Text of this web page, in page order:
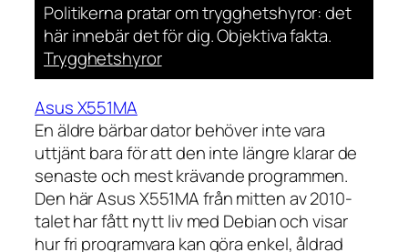
Politikerna pratar om trygghetshyror: det
här innebär det för dig. Objektiva fakta.
Trygghetshyror
Asus X551MA
En äldre bärbar dator behöver inte vara
uttjänt bara för att den inte längre klarar de
senaste och mest krävande programmen.
Den här Asus X551MA från mitten av 2010-
talet har fått nytt liv med Debian och visar
hur fri programvara kan göra enkel, åldrad